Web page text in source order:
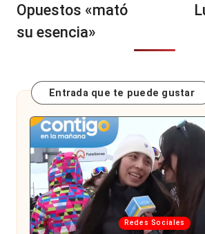
Opuestos «mató
su esencia»
Entrada que te puede gustar
Publicada
Redes Sociales